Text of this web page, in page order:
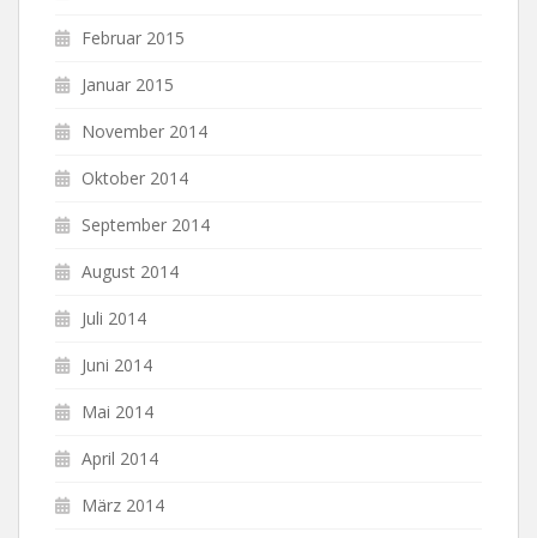
Februar 2015
Januar 2015
November 2014
Oktober 2014
September 2014
August 2014
Juli 2014
Juni 2014
Mai 2014
April 2014
März 2014